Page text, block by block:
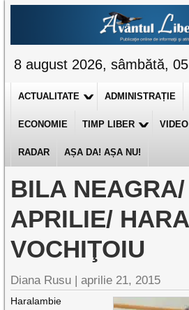
8 august 2026, sâmbătă,
ACTUALITATE ADMINISTRAȚIE
ECONOMIE TIMP LIBER
RADAR AȘA DA! AȘA NU!
BILA
APRILIE/
VOCHIŢOIU
Diana Rusu |aprilie 21, 2015
Haralambie